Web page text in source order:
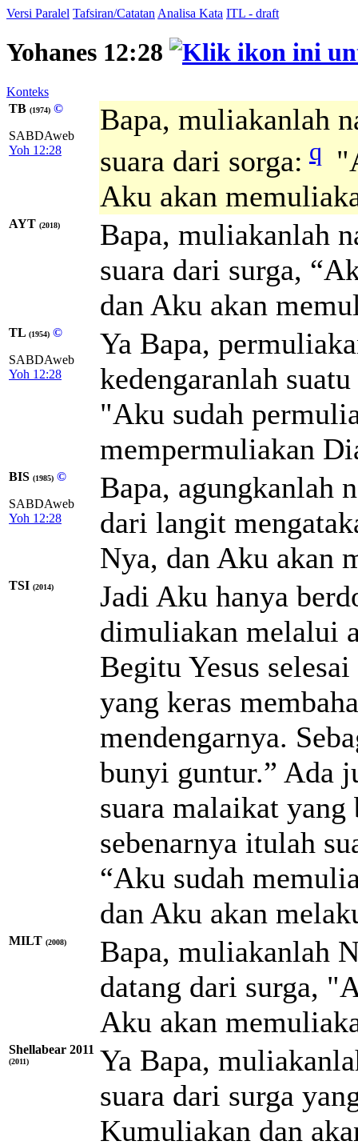
Versi Paralel Tafsiran/Catatan Analisa Kata ITL - draft
Yohanes 12:28
Konteks
TB (1974) ©
SABDAweb
Yoh 12:28
Bapa, muliakanlah
suara dari sorga: q
Aku akan
AYT (2018)
Bapa, muliakanlah
suara dari surga,
dan Aku akan
TL (1954) ©
SABDAweb
Yoh 12:28
Ya Bapa,
kedengaranlah
"Aku sudah
mempermuliakan
BIS (1985) ©
SABDAweb
Yoh 12:28
Bapa, agungkanlah
dari langit
Nya, dan Aku akan
TSI (2014)
Jadi Aku hanya
dimuliakan melalui
Begitu Yesus
yang keras
mendengarnya.
bunyi guntur.” Ada
suara malaikat yang
sebenarnya itulah
“Aku sudah
dan Aku akan
MILT (2008)
Bapa, muliakanlah
datang dari surga,
Aku akan
Shellabear 2011
(2011)
Ya Bapa,
suara dari surga
Kumuliakan dan